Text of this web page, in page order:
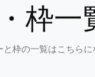
枠一
枠の一覧はこちらに